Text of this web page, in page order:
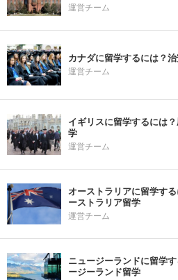
運営チーム
カナダに留学するには？
運営チーム
イギリスに留学するには
学
運営チーム
オーストラリアに留学す
ーストラリア留学
運営チーム
ニュージーランドに留学
ージーランド留学